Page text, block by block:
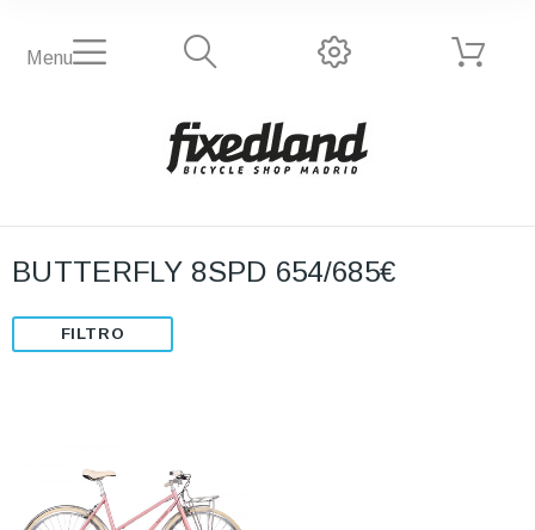
Menu
BUTTERFLY 8SPD 654/685€
FILTRO